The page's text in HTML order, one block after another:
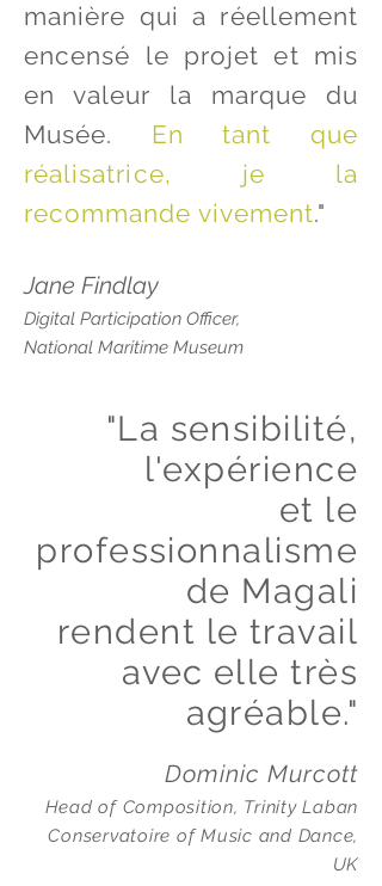
manière qui a réellement
encensé le projet et mis
en valeur la marque du
Musée. En tant que
réalisatrice, je la
recommande vivement."
Jane Findlay
Digital Participation Officer,
National Maritime Museum
"La sensibilité,
l'expérience
et le
professionnalisme
de Magali
rendent le travail
avec elle très
agréable."
Dominic Murcott
Head of Composition, Trinity Laban
Conservatoire of Music and Dance,
UK